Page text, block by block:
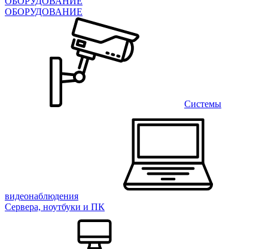
ОБОРУДОВАНИЕ
Системы
видеонаблюдения
Сервера, ноутбуки и ПК